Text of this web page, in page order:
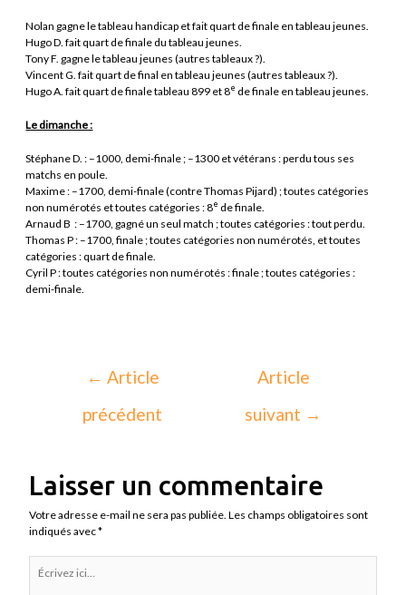
Nolan gagne le tableau handicap et fait quart de finale en tableau jeunes.
Hugo D. fait quart de finale du tableau jeunes.
Tony F. gagne le tableau jeunes (autres tableaux ?).
Vincent G. fait quart de final en tableau jeunes (autres tableaux ?).
Hugo A. fait quart de finale tableau 899 et 8e de finale en tableau jeunes.
Le dimanche :
Stéphane D. : –1000, demi-finale ; –1300 et vétérans : perdu tous ses
matchs en poule.
Maxime : –1700, demi-finale (contre Thomas Pijard) ; toutes catégories
non numérotés et toutes catégories : 8e de finale.
Arnaud B : –1700, gagné un seul match ; toutes catégories : tout perdu.
Thomas P : –1700, finale ; toutes catégories non numérotés, et toutes
catégories : quart de finale.
Cyril P : toutes catégories non numérotés : finale ; toutes catégories :
demi-finale.
← Article
précédent
Article
suivant →
Laisser un commentaire
Votre adresse e-mail ne sera pas publiée. Les champs obligatoires sont
indiqués avec*
ici…